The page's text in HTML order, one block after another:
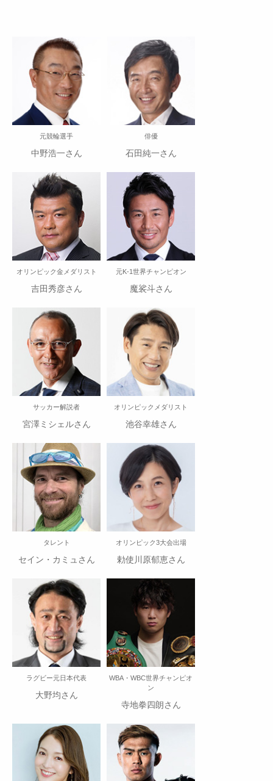
元競輪選手
中野浩一さん
俳優
石田純一さん
オリンピック金メダリスト
吉田秀彦さん
元K-1世界チャンピオン
魔裟斗さん
サッカー解説者
宮澤ミシェルさん
オリンピックメダリスト
池谷幸雄さん
タレント
セイン・カミュさん
オリンピック3大会出場
勅使川原郁恵さん
ラグビー元日本代表
大野均さん
WBA・WBC世界チャンピオ
ン
寺地拳四朗さん